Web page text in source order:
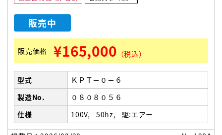
販売中
販売価格 ¥165,000 （税込）
型式
ＫＰＴ－０－６
製造No.
０８０８０５６
仕様
100V 50hz 駆:エアー